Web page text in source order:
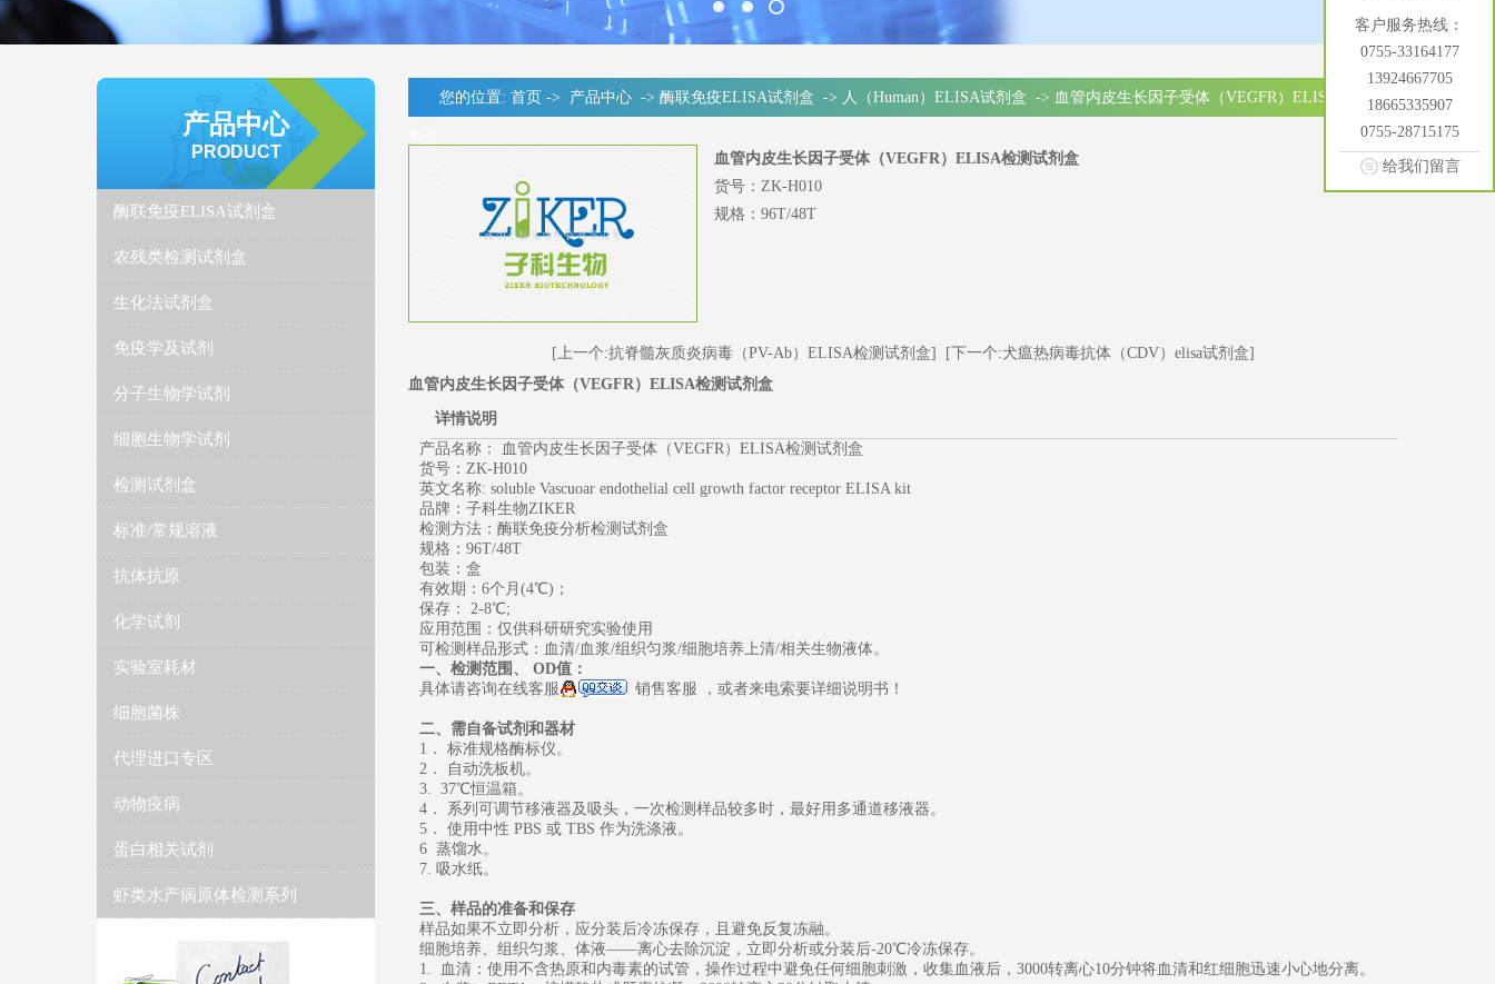
产品中心
PRODUCT
酶联免疫ELISA试剂盒
农残类检测试剂盒
生化法试剂盒
免疫学及试剂
分子生物学试剂
细胞生物学试剂
检测试剂盒
标准/常规溶液
抗体抗原
化学试剂
实验室耗材
细胞菌株
代理进口专区
动物疫病
蛋白相关试剂
虾类水产病原体检测系列
您的位置: 首页 -> 产品中心 -> 酶联免疫ELISA试剂盒 -> 人（Human）ELISA试剂盒 -> 血管内皮生长因子受体（VEGFR）ELISA检测试
血管内皮生长因子受体（VEGFR）ELISA检测试剂盒
货号：ZK-H010
规格：96T/48T
[上一个:抗脊髓灰质炎病毒（PV-Ab）ELISA检测试剂盒]
[下一个:犬瘟热病毒抗体（CDV）elisa试剂盒]
血管内皮生长因子受体（VEGFR）ELISA检测试剂盒
详情说明
产品名称： 血管内皮生长因子受体（VEGFR）ELISA检测试剂盒
货号：ZK-H010
英文名称: soluble Vascuoar endothelial cell growth factor receptor ELISA kit
品牌：子科生物ZIKER
检测方法：酶联免疫分析检测试剂盒
规格：96T/48T
包装：盒
有效期：6个月(4℃)；
保存： 2-8℃;
应用范围：仅供科研研究实验使用
可检测样品形式：血清/血浆/组织匀浆/细胞培养上清/相关生物液体。
一、检测范围、
OD值：
具体请咨询在线客服
销售客服 ，或者来电索要详细说明书！
二、需自备试剂和器材
1． 标准规格酶标仪。
2． 自动洗板机。
3. 37℃恒温箱。
4． 系列可调节移液器及吸头，一次检测样品较多时，最好用多通道移液器。
5 ． 使用中性 PBS 或 TBS 作为洗涤液。
6 蒸馏水。
7. 吸水纸。
三、样品的准备和保存
样品如果不立即分析，应分装后冷冻保存，且避免反复冻融。
细胞培养、组织匀浆、体液——离心去除沉淀，立即分析或分装后-20℃冷冻保存。
1. 血清：使用不含热原和内毒素的试管，操作过程中避免任何细胞刺激，收集血液后，3000转离心10分钟将血清和红细胞迅速小心地分离。
客户服务热线：
0755-33164177
13924667705
18665335907
0755-28715175
给我们留言